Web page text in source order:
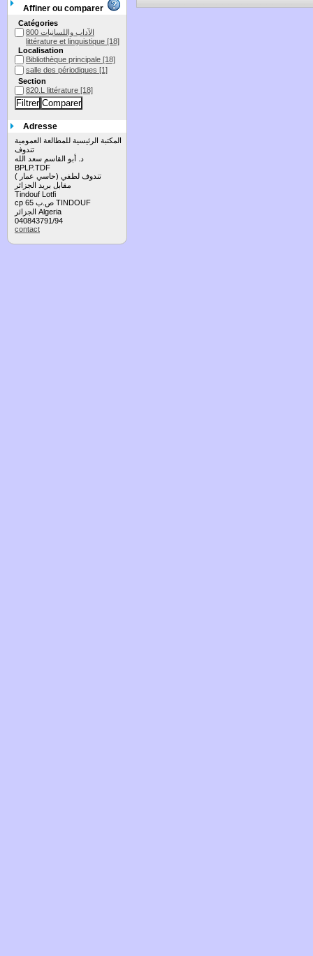
Affiner ou comparer
Catégories
الآداب واللسانيات 800
littérature et linguistique [18]
Localisation
Bibliothèque principale [18]
salle des périodiques [1]
Section
820.L littérature [18]
Adresse
المكتبة الرئيسية للمطالعة العمومية
تندوف
د. أبو القاسم سعد الله
BPLP.TDF
تندوف لطفي (حاسي عمار )
مقابل بريد الجزائر
Tindouf Lotfi
cp 65 ص.ب TINDOUF
الجزائر Algeria
040843791/94
contact